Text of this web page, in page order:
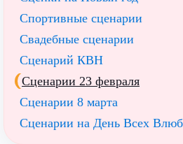
Спортивные сценарии
Свадебные сценарии
Сценарий КВН
Сценарии 23 февраля
Сценарии 8 марта
Сценарии на День Всех